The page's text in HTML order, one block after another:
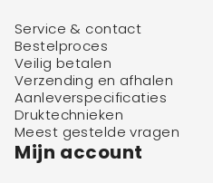
Service & contact
Bestelproces
Veilig betalen
Verzending en afhalen
Aanleverspecificaties
Druktechnieken
Meest gestelde vragen
Mijn account